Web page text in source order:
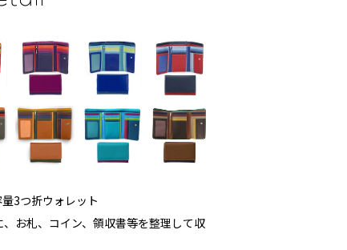
3つ折ウォレット
お札、コイン、領収書等を整理して収